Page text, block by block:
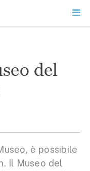
del
è possibile
Il Museo del